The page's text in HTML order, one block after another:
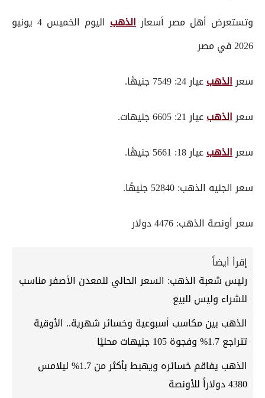
وتستعرض أهل مصر أسعار الذهب
اليوم الخميس 4 يونيو
2026 في مصر
سعرالذهبعيار 24: 7549 جنيهًا.
سعرالذهبعيار 21: 6605 جنيهات.
سعرالذهبعيار 18: 5661 جنيهًا.
سعر الجنيه الذهب: 52840 جنيهًا.
سعر أونصة الذهب: 4476 دولار
إقرأ أيضاً
رئيس شعبة الذهب: السعر الحالي للمعدن الأصفر مناسب
للشراء وليس للبيع
الذهب بين مكاسب أسبوعية وخسائر شهرية.. الأوقية
تتراجع 1.7% وفجوة 105 جنيهات محليًا
الذهب يفاقم خسائره ويهبط بأكثر من 1.7% ليلامس
4380 دولاراً للأونصة